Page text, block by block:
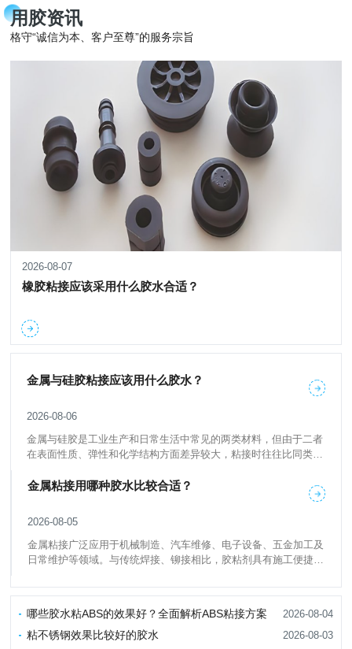
用胶资讯
格守“诚信为本、客户至尊”的服务宗旨
2026-08-07
橡胶粘接应该采用什么胶水合适？
金属与硅胶粘接应该用什么胶水？
2026-08-06
金属与硅胶是工业生产和日常生活中常见的两类材料，但由于二者
在表面性质、弹性和化学结构方面差异较大，粘接时往往比同类材
强度，也会影响产品的耐温性、耐老化性和长期使用稳定性。
金属粘接用哪种胶水比较合适？
2026-08-05
金属粘接广泛应用于机械制造、汽车维修、电子设备、五金加工及
日常维护等领域。与传统焊接、铆接相比，胶粘剂具有施工便捷、
金属表面光滑、硬度较高，且可能存在油污、锈迹和氧化层，因此
哪些胶水粘ABS的效果好？全面解析ABS粘接方案
2026-08-04
粘不锈钢效果比较好的胶水
2026-08-03